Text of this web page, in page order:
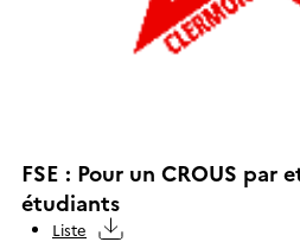
FSE : Pour un CROUS par
étudiants
Liste